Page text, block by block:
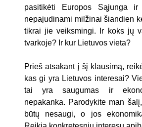
pasitikėti Europos Sąjunga ir
nepajudinami milžinai šiandien
tikrai jie veiksmingi. Ir koks jų
tvarkoje? Ir kur Lietuvos vieta?
Prieš atsakant į šį klausimą,
kas gi yra Lietuvos interesai?
tai yra saugumas ir
nepakanka. Parodykite man
būtų nesaugi, o jos